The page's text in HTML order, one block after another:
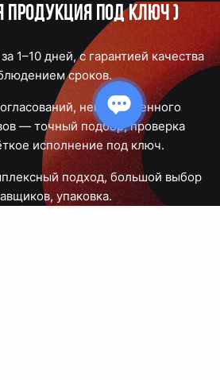
продукция под ключ)
1–10 дней, с гарантией качества
сроков.
некачественного
— точный подбор, проверка
исполнение под ключ.
подход, большой выбор
упаковка.